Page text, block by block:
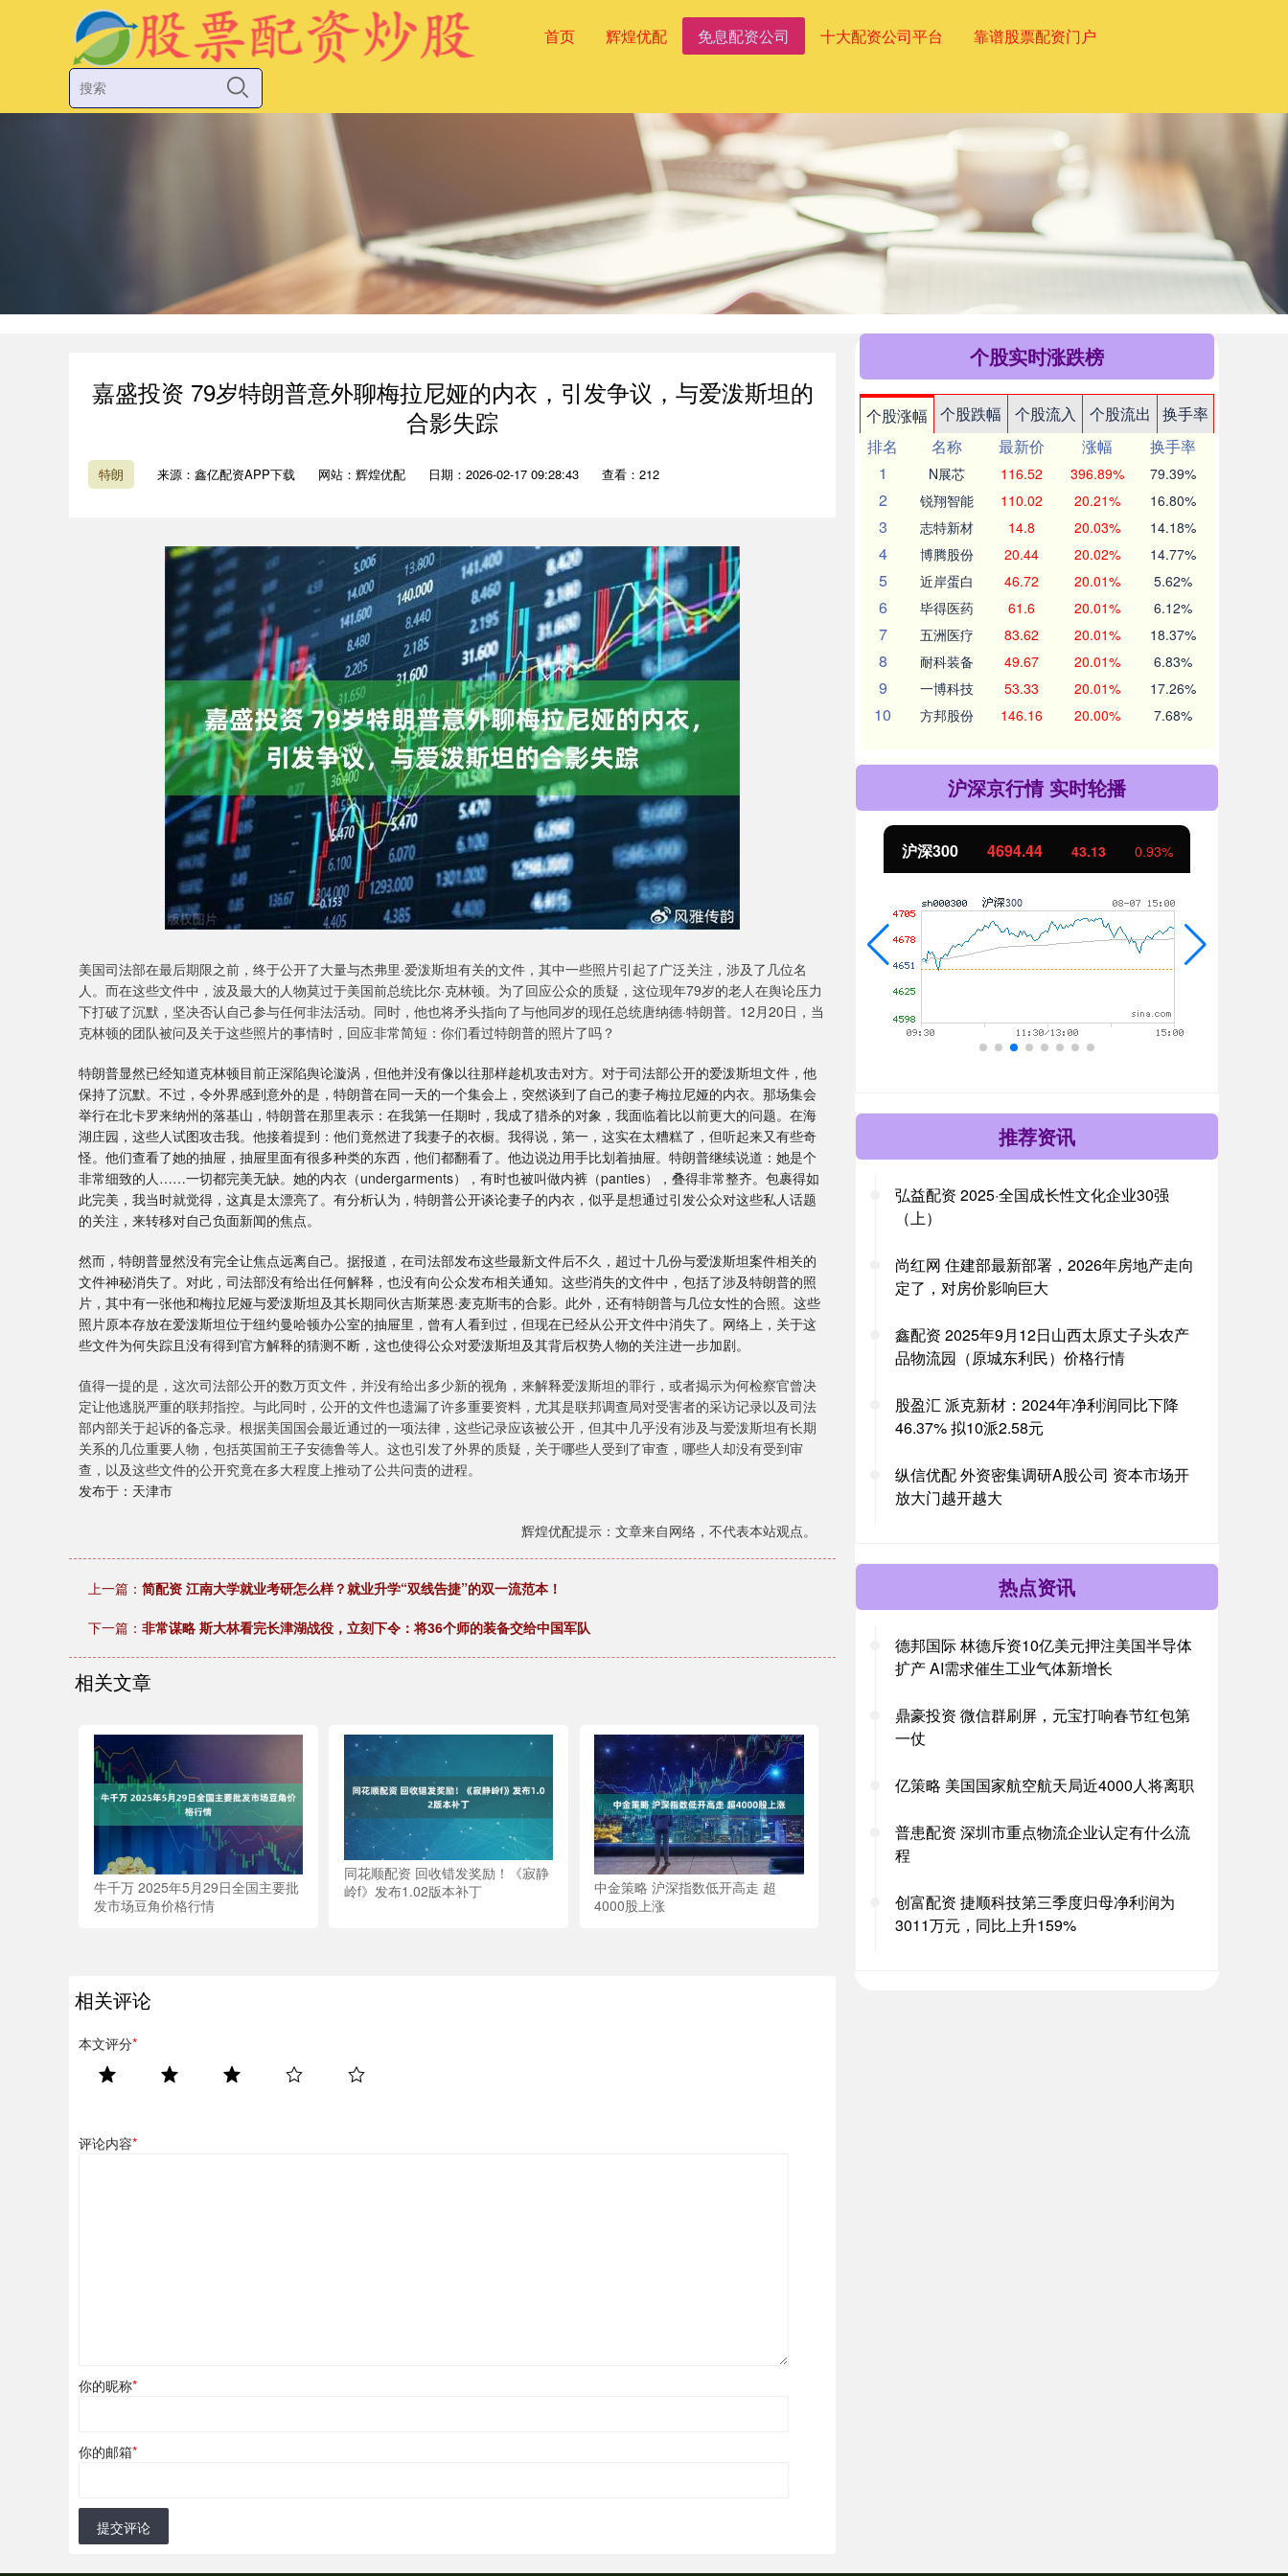
首页 辉煌优配 免息配资公司 十大配资公司平台 靠谱股票配资门户
嘉盛投资 79岁特朗普意外聊梅拉尼娅的内衣，引发争议，与爱泼斯坦的
合影失踪
特朗 来源：鑫亿配资APP下载 网站：辉煌优配 日期：2026-02-17 09:28:43 查看：212
美国司法部在最后期限之前，终于公开了大量与杰弗里·爱泼斯坦有关的文件，其中一些照片引起了广泛关注，涉及了几位名
人。而在这些文件中，波及最大的人物莫过于美国前总统比尔·克林顿。为了回应公众的质疑，这位现年79岁的老人在舆论压力
下打破了沉默，坚决否认自己参与任何非法活动。同时，他也将矛头指向了与他同岁的现任总统唐纳德·特朗普。12月20日，当
克林顿的团队被问及关于这些照片的事情时，回应非常简短：你们看过特朗普的照片了吗？
特朗普显然已经知道克林顿目前正深陷舆论漩涡，但他并没有像以往那样趁机攻击对方。对于司法部公开的爱泼斯坦文件，他
保持了沉默。不过，令外界感到意外的是，特朗普在同一天的一个集会上，突然谈到了自己的妻子梅拉尼娅的内衣。那场集会
举行在北卡罗来纳州的落基山，特朗普在那里表示：在我第一任期时，我成了猎杀的对象，我面临着比以前更大的问题。在海
湖庄园，这些人试图攻击我。他接着提到：他们竟然进了我妻子的衣橱。我得说，第一，这实在太糟糕了，但听起来又有些奇
怪。他们查看了她的抽屉，抽屉里面有很多种类的东西，他们都翻看了。他边说边用手比划着抽屉。特朗普继续说道：她是个
非常细致的人……一切都完美无缺。她的内衣（undergarments），有时也被叫做内裤（panties），叠得非常整齐。包裹得如
此完美，我当时就觉得，这真是太漂亮了。有分析认为，特朗普公开谈论妻子的内衣，似乎是想通过引发公众对这些私人话题
的关注，来转移对自己负面新闻的焦点。
然而，特朗普显然没有完全让焦点远离自己。据报道，在司法部发布这些最新文件后不久，超过十几份与爱泼斯坦案件相关的
文件神秘消失了。对此，司法部没有给出任何解释，也没有向公众发布相关通知。这些消失的文件中，包括了涉及特朗普的照
片，其中有一张他和梅拉尼娅与爱泼斯坦及其长期同伙吉斯莱恩·麦克斯韦的合影。此外，还有特朗普与几位女性的合照。这些
照片原本存放在爱泼斯坦位于纽约曼哈顿办公室的抽屉里，曾有人看到过，但现在已经从公开文件中消失了。网络上，关于这
些文件为何失踪且没有得到官方解释的猜测不断，这也使得公众对爱泼斯坦及其背后权势人物的关注进一步加剧。
值得一提的是，这次司法部公开的数万页文件，并没有给出多少新的视角，来解释爱泼斯坦的罪行，或者揭示为何检察官曾决
定让他逃脱严重的联邦指控。与此同时，公开的文件也遗漏了许多重要资料，尤其是联邦调查局对受害者的采访记录以及司法
部内部关于起诉的备忘录。根据美国国会最近通过的一项法律，这些记录应该被公开，但其中几乎没有涉及与爱泼斯坦有长期
关系的几位重要人物，包括英国前王子安德鲁等人。这也引发了外界的质疑，关于哪些人受到了审查，哪些人却没有受到审
查，以及这些文件的公开究竟在多大程度上推动了公共问责的进程。
发布于：天津市
辉煌优配提示：文章来自网络，不代表本站观点。
上一篇： 简配资 江南大学就业考研怎么样？就业升学“双线告捷”的双一流范本！
下一篇： 非常谋略 斯大林看完长津湖战役，立刻下令：将36个师的装备交给中国军队
相关文章
牛千万 2025年5月29日全国主要批
发市场豆角价格行情
同花顺配资 回收错发奖励！《寂静
岭f》发布1.02版本补丁
中金策略 沪深指数低开高走 超
4000股上涨
相关评论
本文评分*
评论内容*
你的昵称*
你的邮箱*
提交评论
个股实时涨跌榜
个股涨幅 个股跌幅 个股流入 个股流出
换手率
排名
名称 最新价 涨幅
换手率
1
N展芯 116.52 396.89% 79.39%
2 锐翔智能 110.02 20.21% 16.80%
3 志特新材 14.8 20.03% 14.18%
4 博腾股份 20.44 20.02% 14.77%
5 近岸蛋白 46.72 20.01% 5.62%
6 毕得医药 61.6 20.01% 6.12%
7 五洲医疗 83.62 20.01% 18.37%
8 耐科装备 49.67 20.01% 6.83%
9 一博科技 53.33 20.01% 17.26%
10 方邦股份 146.16 20.00% 7.68%
沪深京行情 实时轮播
上证指数 3940.04 39.68 1.02% 深证成指 14311.01 沪深300 4694.44 43.13 0.93%
推荐资讯
弘益配资 2025·全国成长性文化企业30强
（上）
尚红网 住建部最新部署，2026年房地产走向
定了，对房价影响巨大
鑫配资 2025年9月12日山西太原丈子头农产
品物流园（原城东利民）价格行情
股盈汇 派克新材：2024年净利润同比下降
46.37% 拟10派2.58元
纵信优配 外资密集调研A股公司 资本市场开
放大门越开越大
热点资讯
德邦国际 林德斥资10亿美元押注美国半导体
扩产 AI需求催生工业气体新增长
鼎豪投资 微信群刷屏，元宝打响春节红包第
一仗
亿策略 美国国家航空航天局近4000人将离职
普患配资 深圳市重点物流企业认定有什么流
程
创富配资 捷顺科技第三季度归母净利润为
3011万元，同比上升159%